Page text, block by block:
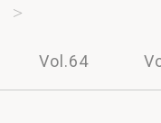
Vol.64